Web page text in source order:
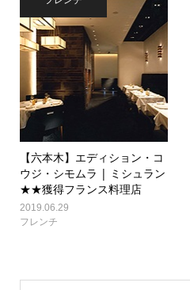
【六本木】エディション・コ
ウジ・シモムラ | ミシュラン
★★獲得フランス料理店
2019.06.29
フレンチ